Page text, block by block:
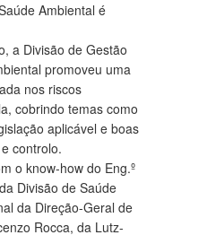
Ambiental é
a Divisão de Gestão
promoveu uma
nos riscos
cobrindo temas como
aplicável e boas
controlo.
o know-how do Eng.º
Divisão de Saúde
da Direção-Geral de
Rocca, da Lutz-